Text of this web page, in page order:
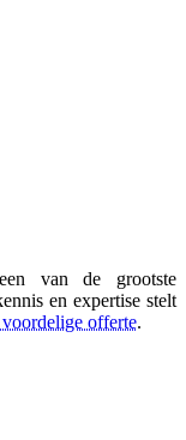
van de grootste
en expertise stelt
voordelige offerte.